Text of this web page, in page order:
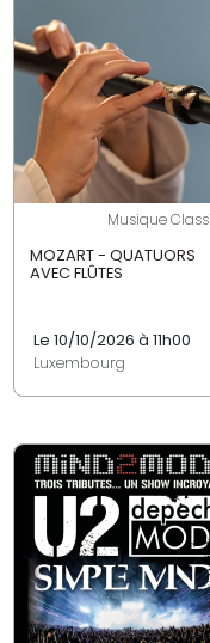
Musique
MOZART - QUATUORS
AVEC FLÛTES
Le 10/10/2026 à 11h00
Luxembourg